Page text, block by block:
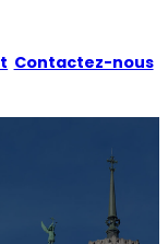
Contactez-nous